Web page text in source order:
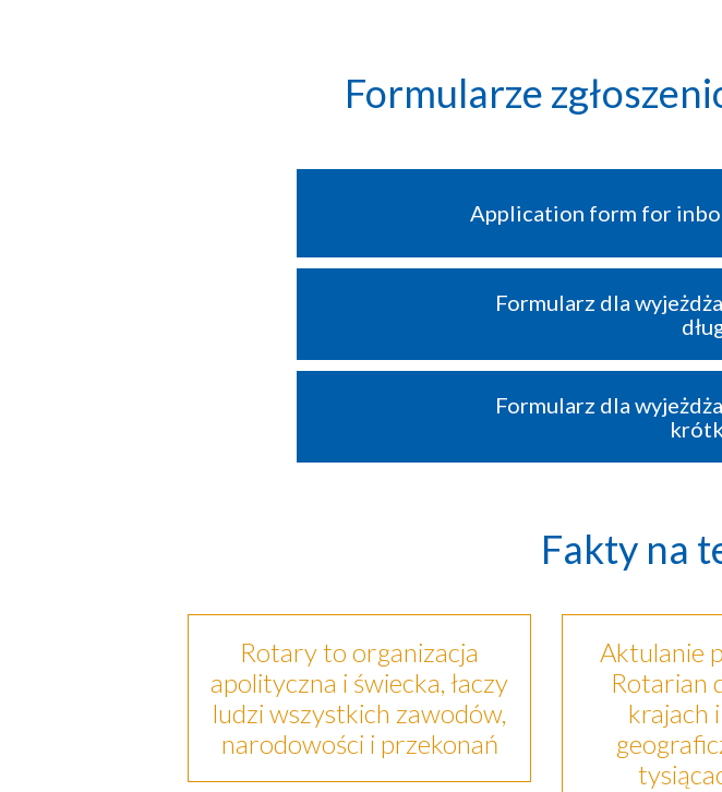
Formularze
Application form for
Formularz dla
Formularz dla
Fakty na
Rotary to organizacja
apolityczna i świecka, łaczy
ludzi wszystkich zawodów,
narodowości i przekonań
Aktulanie
Rotarian
krajach